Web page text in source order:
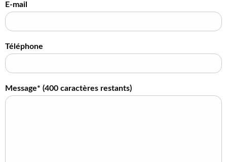
E-mail
Téléphone
Message* (400 caractères restants)